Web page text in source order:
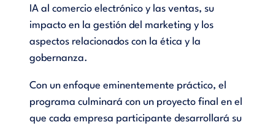
IA al comercio electrónico y las ventas, su
impacto en la gestión del marketing y los
aspectos relacionados con la ética y la
gobernanza.
Con un enfoque eminentemente práctico, el
programa culminará con un proyecto final en el
que cada empresa participante desarrollará su